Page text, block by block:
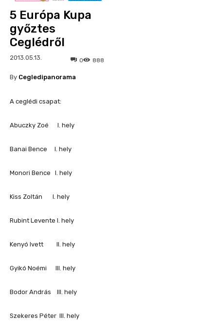
5 Európa Kupa
győztes
Ceglédről
2013.05.13. 888
0
By Cegledipanorama
A ceglédi csapat:
Abuczky Zoé I. hely
Banai Bence I. hely
Monori Bence I. hely
Kiss Zoltán I. hely
Rubint Levente I. hely
Kenyó Ivett II. hely
Gyikó Noémi III. hely
Bodor András III. hely
Szekeres Péter III. hely